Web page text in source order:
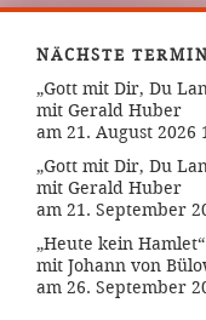
NÄCHSTE
„Gott mit Dir, Du
mit Gerald Huber
am 21. August 2026
„Gott mit Dir, Du
mit Gerald Huber
am 21. September
„Heute kein Hamlet“
mit Johann von
am 26. September